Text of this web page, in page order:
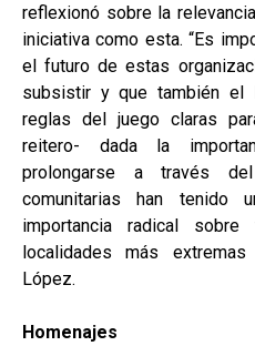
reflexionó sobre la
iniciativa como esta. “Es
el futuro de estas
subsistir y que también el
reglas del juego claras
reitero- dada la
prolongarse a través
comunitarias han tenido
importancia radical
localidades más
López.
Homenajes